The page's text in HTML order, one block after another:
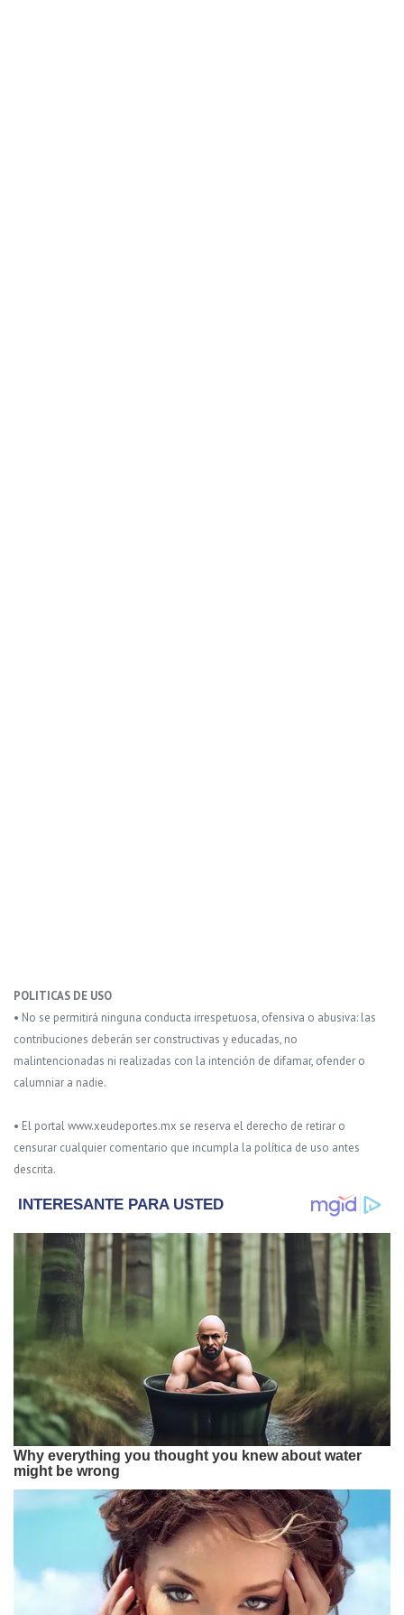
POLITICAS DE USO
• No se permitirá ninguna conducta irrespetuosa, ofensiva o abusiva: las
contribuciones deberán ser constructivas y educadas, no
malintencionadas ni realizadas con la intención de difamar, ofender o
calumniar a nadie.
• El portal www.xeudeportes.mx se reserva el derecho de retirar o
censurar cualquier comentario que incumpla la política de uso antes
descrita.